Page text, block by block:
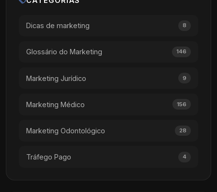
Dicas de marketing 8
Glossário do Marketing 146
Marketing Jurídico 9
Marketing Médico 156
Marketing Odontológico 28
Tráfego Pago 4